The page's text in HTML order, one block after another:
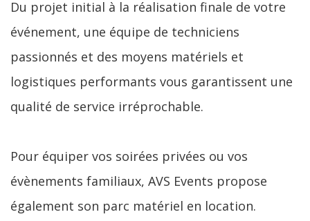
Du projet initial à la réalisation finale de votre
événement, une équipe de techniciens
passionnés et des moyens matériels et
logistiques performants vous garantissent une
qualité de service irréprochable.
Pour équiper vos soirées privées ou vos
évènements familiaux, AVS Events propose
également son parc matériel en location.